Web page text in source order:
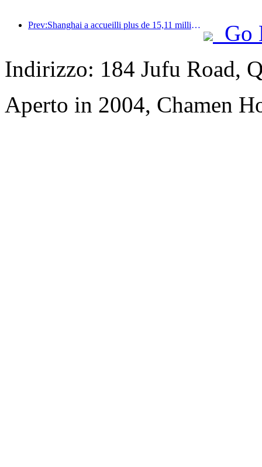
Prev:Shanghai a accueilli plus de 15,11 millions de visiteurs au cours des quatre premiers jours des vacances de la mi-automne et de la fête nationale, soit une augmentation de plus de 20 % par rapport à l'année précédente.
Go
Indirizzo: 184 Jufu Road,
Aperto in 2004, Chamen